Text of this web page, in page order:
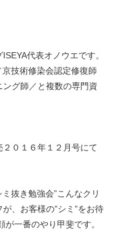
代表オノウエです。
技術修染会認定修復師
グ師／と複数の専門資
０１６年１２月号にて
抜き勉強会”こんなクリ
、お客様の”シミ”をお待
一番のやり甲斐です。